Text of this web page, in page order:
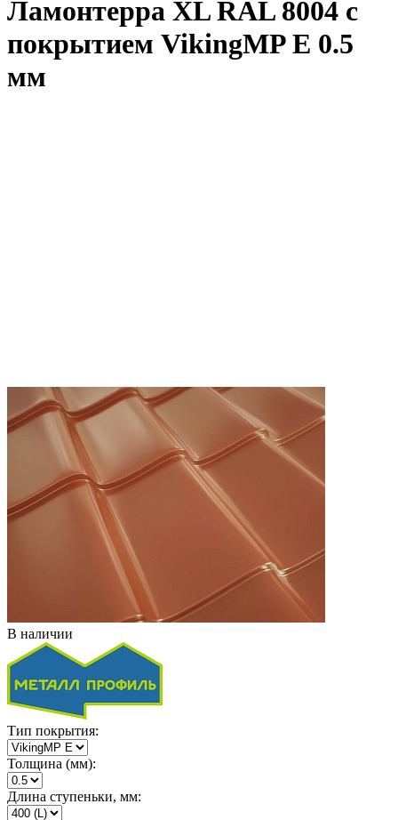
Ламонтерра XL RAL 8004 с
покрытием VikingMP E 0.5
мм
В наличии
Тип покрытия:
Толщина (мм):
Длина ступеньки, мм: